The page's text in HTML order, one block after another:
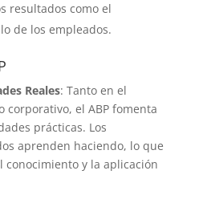
resultados como el
de los empleados.
Reales: Tanto en el
corporativo, el ABP fomenta
prácticas. Los
aprenden haciendo, lo que
y la aplicación